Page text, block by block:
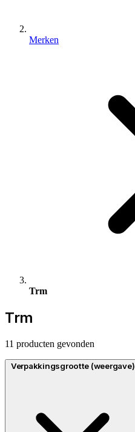
Merken
Trm
Trm
11 producten gevonden
Verpakkingsgrootte (weergave)